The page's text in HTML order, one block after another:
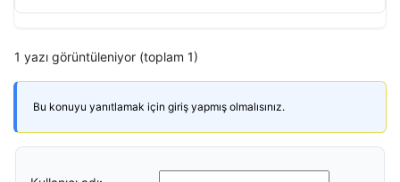
1 yazı görüntüleniyor (toplam 1)
Bu konuyu yanıtlamak için giriş yapmış olmalısınız.